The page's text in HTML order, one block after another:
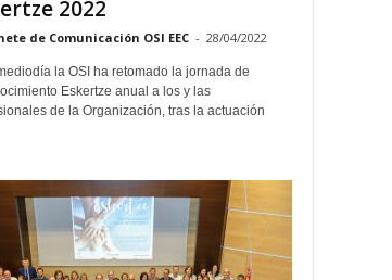
2022
de Comunicación OSI EEC - 28/04/2022
la OSI ha retomado la jornada de
Eskertze anual a los y las
de la Organización, tras la actuación